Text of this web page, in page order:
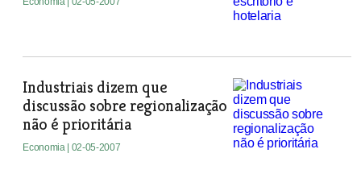
Industriais dizem que
discussão sobre regionalização
não é prioritária
Economia | 02-05-2007